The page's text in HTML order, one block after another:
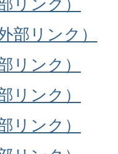
部リンク）
リンク）
リンク）
リンク）